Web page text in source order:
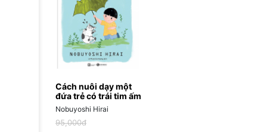
Cách nuôi dạy một
đứa trẻ có trái tim ấm
áp
Nobuyoshi Hirai
95,000đ